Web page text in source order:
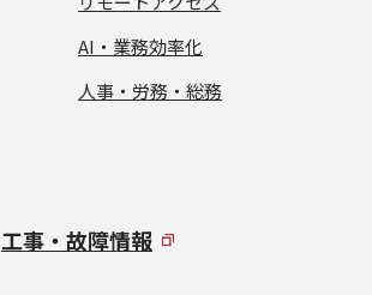
AI・業務効率化
人事・労務・総務
工事・故障情報